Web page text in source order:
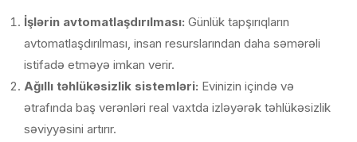
İşlərin avtomatlaşdırılması: Günlük tapşırıqların
avtomatlaşdırılması, insan resurslarından daha səmərəli
istifadə etməyə imkan verir.
Ağıllı təhlükəsizlik sistemləri: Evinizin içində və
ətrafında baş verənləri real vaxtda izləyərək təhlükəsizlik
səviyyəsini artırır.